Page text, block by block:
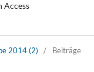
Access
2014 (2) / Beiträge